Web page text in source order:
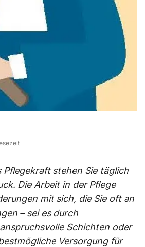
Pflegekraft stehen Sie täglich
Die Arbeit in der Pflege
mit sich, die Sie oft an
– sei es durch
Schichten oder
Versorgung für